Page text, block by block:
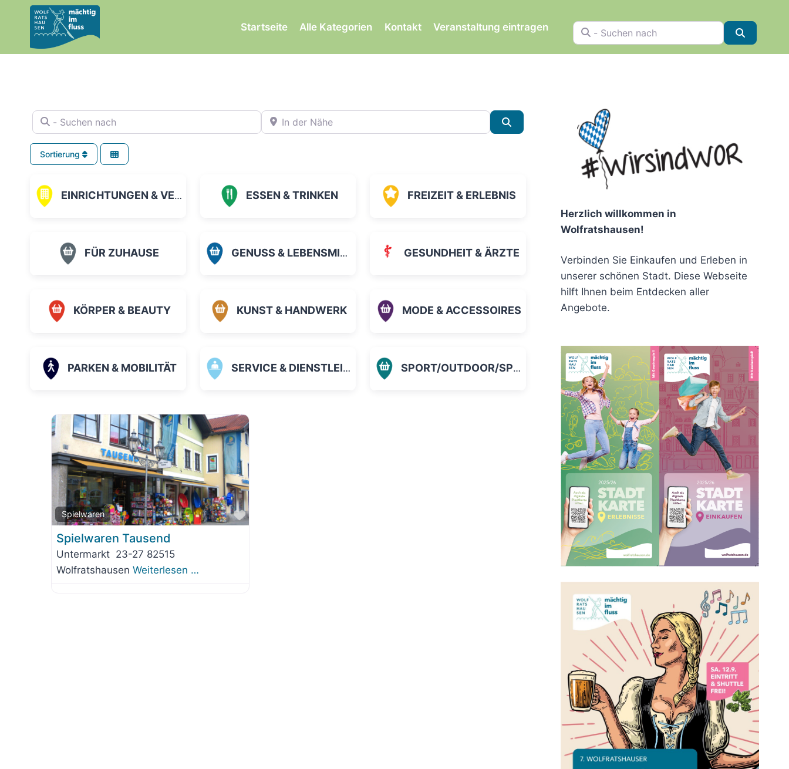
springen
Startseite Alle Kategorien Kontakt Veranstaltung eintragen - Suchen nach
- Suchen nach In der Nähe
Sortierung
EINRICHTUNGEN & VEREINE ESSEN & TRINKEN FREIZEIT & ERLEBNIS
FÜR ZUHAUSE GENUSS & LEBENSMITTEL GESUNDHEIT & ÄRZTE
KÖRPER & BEAUTY KUNST & HANDWERK MODE & ACCESSOIRES
PARKEN & MOBILITÄT SERVICE & DIENSTLEISTUNGEN SPORT/OUTDOOR/SPIELZEUG
Spielwaren
Favorit
Spielwaren Tausend
Untermarkt 23-27 82515
Wolfratshausen Weiterlesen …
Herzlich willkommen in
Wolfratshausen!
Verbinden Sie Einkaufen und Erleben in
unserer schönen Stadt. Diese Webseite
hilft Ihnen beim Entdecken aller
Angebote.